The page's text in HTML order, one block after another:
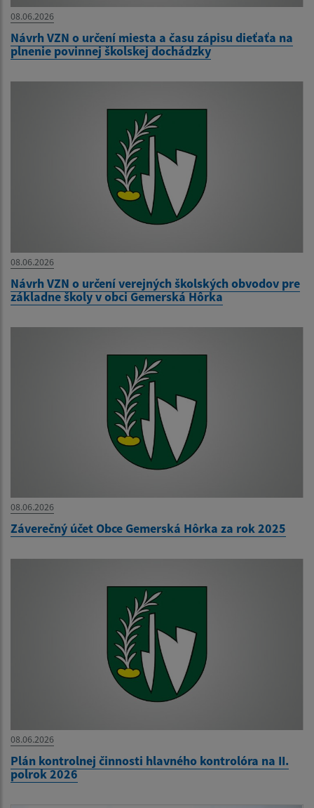
08.06.2026
Návrh VZN o určení miesta a času zápisu dieťaťa na
plnenie povinnej školskej dochádzky
08.06.2026
Návrh VZN o určení verejných školských obvodov pre
základne školy v obci Gemerská Hôrka
08.06.2026
Záverečný účet Obce Gemerská Hôrka za rok 2025
08.06.2026
Plán kontrolnej činnosti hlavného kontrolóra na II.
polrok 2026